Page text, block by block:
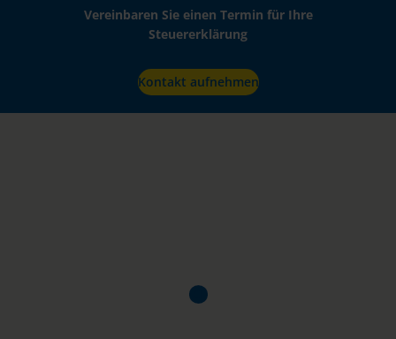
Vereinbaren Sie einen Termin für Ihre
Steuererklärung
Kontakt aufnehmen